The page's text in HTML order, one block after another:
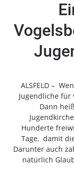
Romrod
Homberg
Ohm
Schotten
Antrifttal
Feldatal
ALSFELD –
Jugendliche für
Dann
Hunderte
Tage, damit
Darunter auch
natürlich